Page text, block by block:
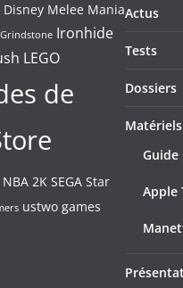
Disney Melee Mania
Grindstone Ironhide
LEGO
de
NBA 2K SEGA Star
ustwo games
Actus
Tests
Dossiers
Matériels
Apple